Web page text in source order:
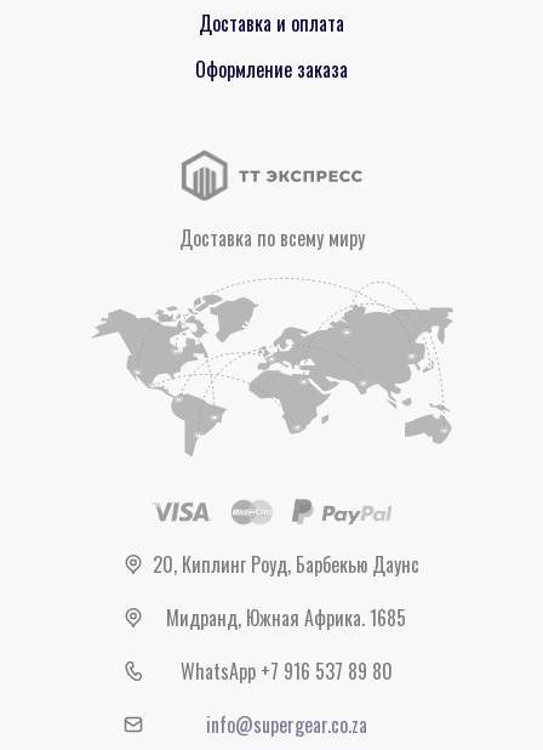
Доставка и оплата
Оформление заказа
Доставка по всему миру
20, Киплинг Роуд, Барбекью Даунс
Мидранд, Южная Африка. 1685
WhatsApp +7 916 537 89 80
info@supergear.co.za